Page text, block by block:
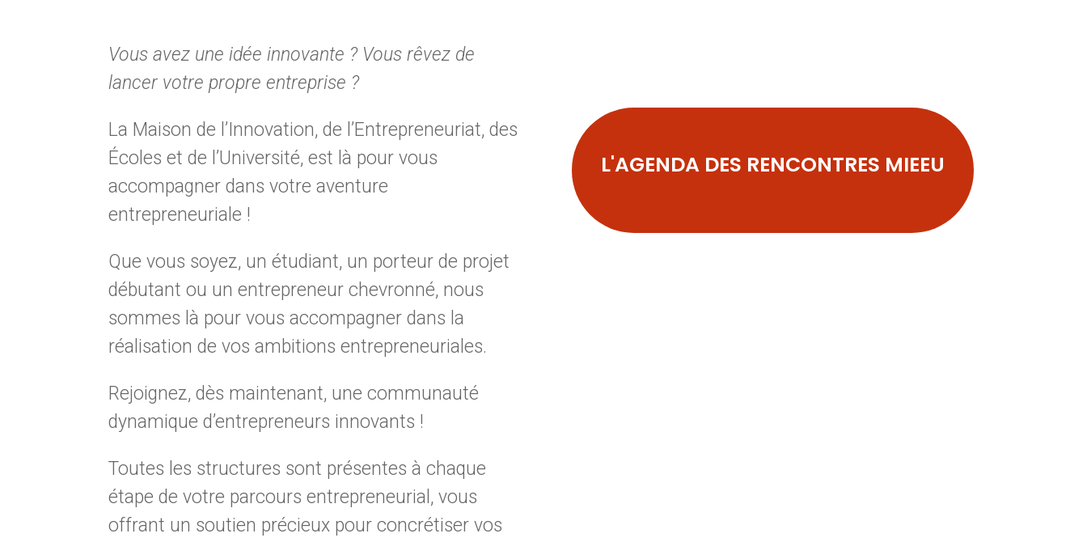
Vous avez une idée innovante ? Vous rêvez de
lancer votre propre entreprise ?
La Maison de l’Innovation, de l’Entrepreneuriat, des
Écoles et de l’Université, est là pour vous
accompagner dans votre aventure
entrepreneuriale !
Que vous soyez, un étudiant, un porteur de projet
débutant ou un entrepreneur chevronné, nous
sommes là pour vous accompagner dans la
réalisation de vos ambitions entrepreneuriales.
Rejoignez, dès maintenant, une communauté
dynamique d’entrepreneurs innovants !
Toutes les structures sont présentes à chaque
étape de votre parcours entrepreneurial, vous
offrant un soutien précieux pour concrétiser vos
L'AGENDA DES RENCONTRES MIEEU